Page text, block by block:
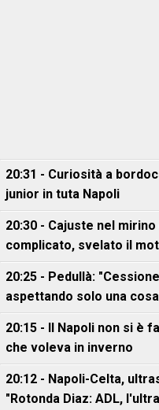
20:31 - Curiosità a
junior in tuta Napoli
20:30 - Cajuste nel
complicato, svelato il
20:25 - Pedullà:
aspettando solo una
20:15 - Il Napoli non si è
che voleva in inverno
20:12 - Napoli-Celta,
"Rotonda Diaz: ADL,